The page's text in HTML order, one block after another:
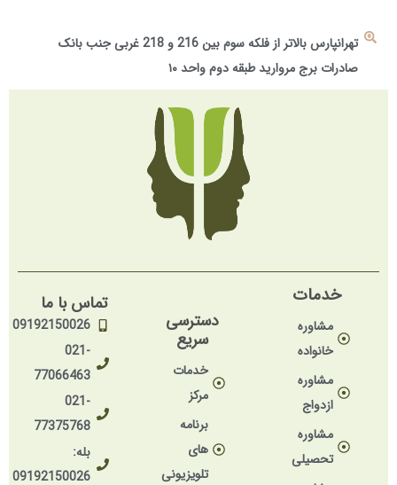
تهرانپارس بالاتر از فلکه سوم بین 216 و 218 غربی جنب بانک
صادرات برج مروارید طبقه دوم واحد ۱۰
خدمات
مشاوره
خانواده
مشاوره
ازدواج
مشاوره
تحصیلی
دسترسی
سریع
خدمات
مرکز
های
تلویزیونی
تماس با ما
09192150026
77066463
77375768
09192150026